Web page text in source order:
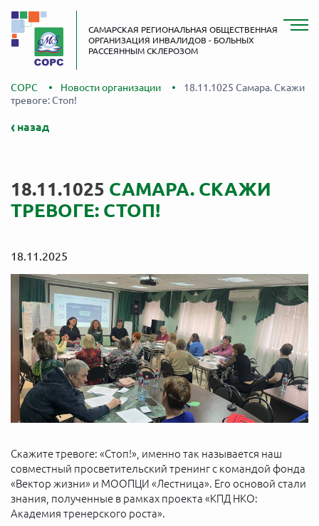
САМАРСКАЯ РЕГИОНАЛЬНАЯ ОБЩЕСТВЕННАЯ
ОРГАНИЗАЦИЯ ИНВАЛИДОВ - БОЛЬНЫХ
РАССЕЯННЫМ СКЛЕРОЗОМ
СОРС Новости организации
18.11.1025 Самара. Скажи
тревоге: Стоп!
назад
18.11.1025 САМАРА. СКАЖИ
ТРЕВОГЕ: СТОП!
18.11.2025
Скажите тревоге: «Стоп!», именно так называется наш
совместный просветительский тренинг с командой фонда
«Вектор жизни» и МООПЦИ «Лестница». Его основой стали
знания, полученные в рамках проекта «КПД НКО:
Академия тренерского роста».